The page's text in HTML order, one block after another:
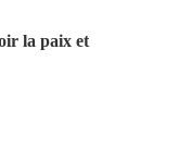
la paix et